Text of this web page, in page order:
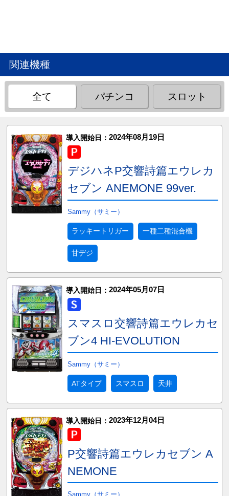
関連機種
全て パチンコ スロット
導入開始日： 2024年08月19日
デジハネP交響詩篇エウレカ
セブン ANEMONE 99ver.
Sammy（サミー）
ラッキートリガー 一種二種混合機
甘デジ
導入開始日： 2024年05月07日
スマスロ交響詩篇エウレカセ
ブン4 HI-EVOLUTION
Sammy（サミー）
ATタイプ スマスロ 天井
導入開始日： 2023年12月04日
P交響詩篇エウレカセブン A
NEMONE
Sammy（サミー）